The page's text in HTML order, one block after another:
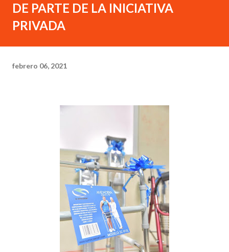
DE PARTE DE LA INICIATIVA
PRIVADA
febrero 06, 2021